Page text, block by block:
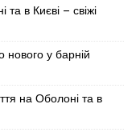
та в Києві – свіжі
у барній
на Оболоні та в